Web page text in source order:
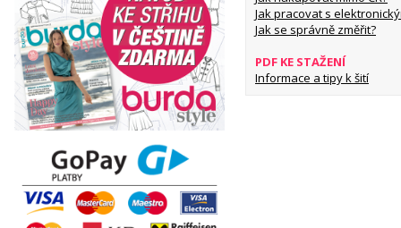
Jak pracovat s
Jak se správně změřit?
PDF KE STAŽENÍ
Informace a tipy k šití